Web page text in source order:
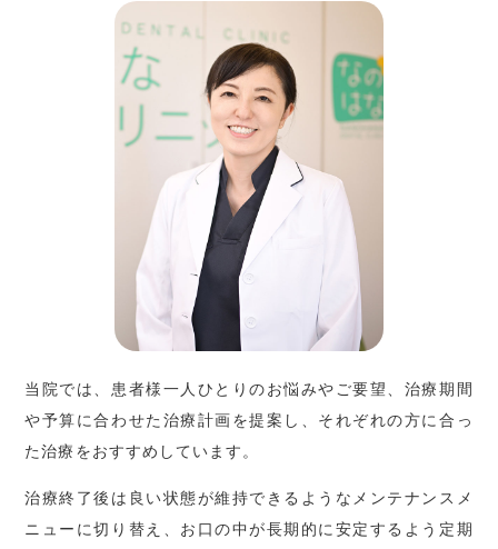
当院では、患者様一人ひとりのお悩みやご要望、治療期間
や予算に合わせた治療計画を提案し、それぞれの方に合っ
た治療をおすすめしています。
治療終了後は良い状態が維持できるようなメンテナンスメ
ニューに切り替え、お口の中が長期的に安定するよう定期